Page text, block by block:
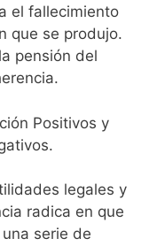
el fallecimiento
que se produjo.
pensión del
Positivos y
legales y
radica en que
serie de